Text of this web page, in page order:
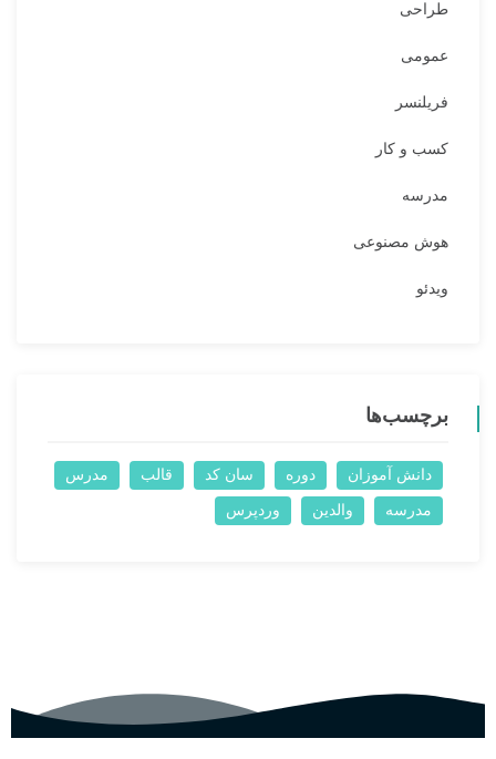
طراحی
عمومی
فریلنسر
کسب و کار
مدرسه
هوش مصنوعی
ویدئو
برچسب‌ها
دانش آموزان دوره سان کد قالب مدرس
مدرسه والدین وردپرس